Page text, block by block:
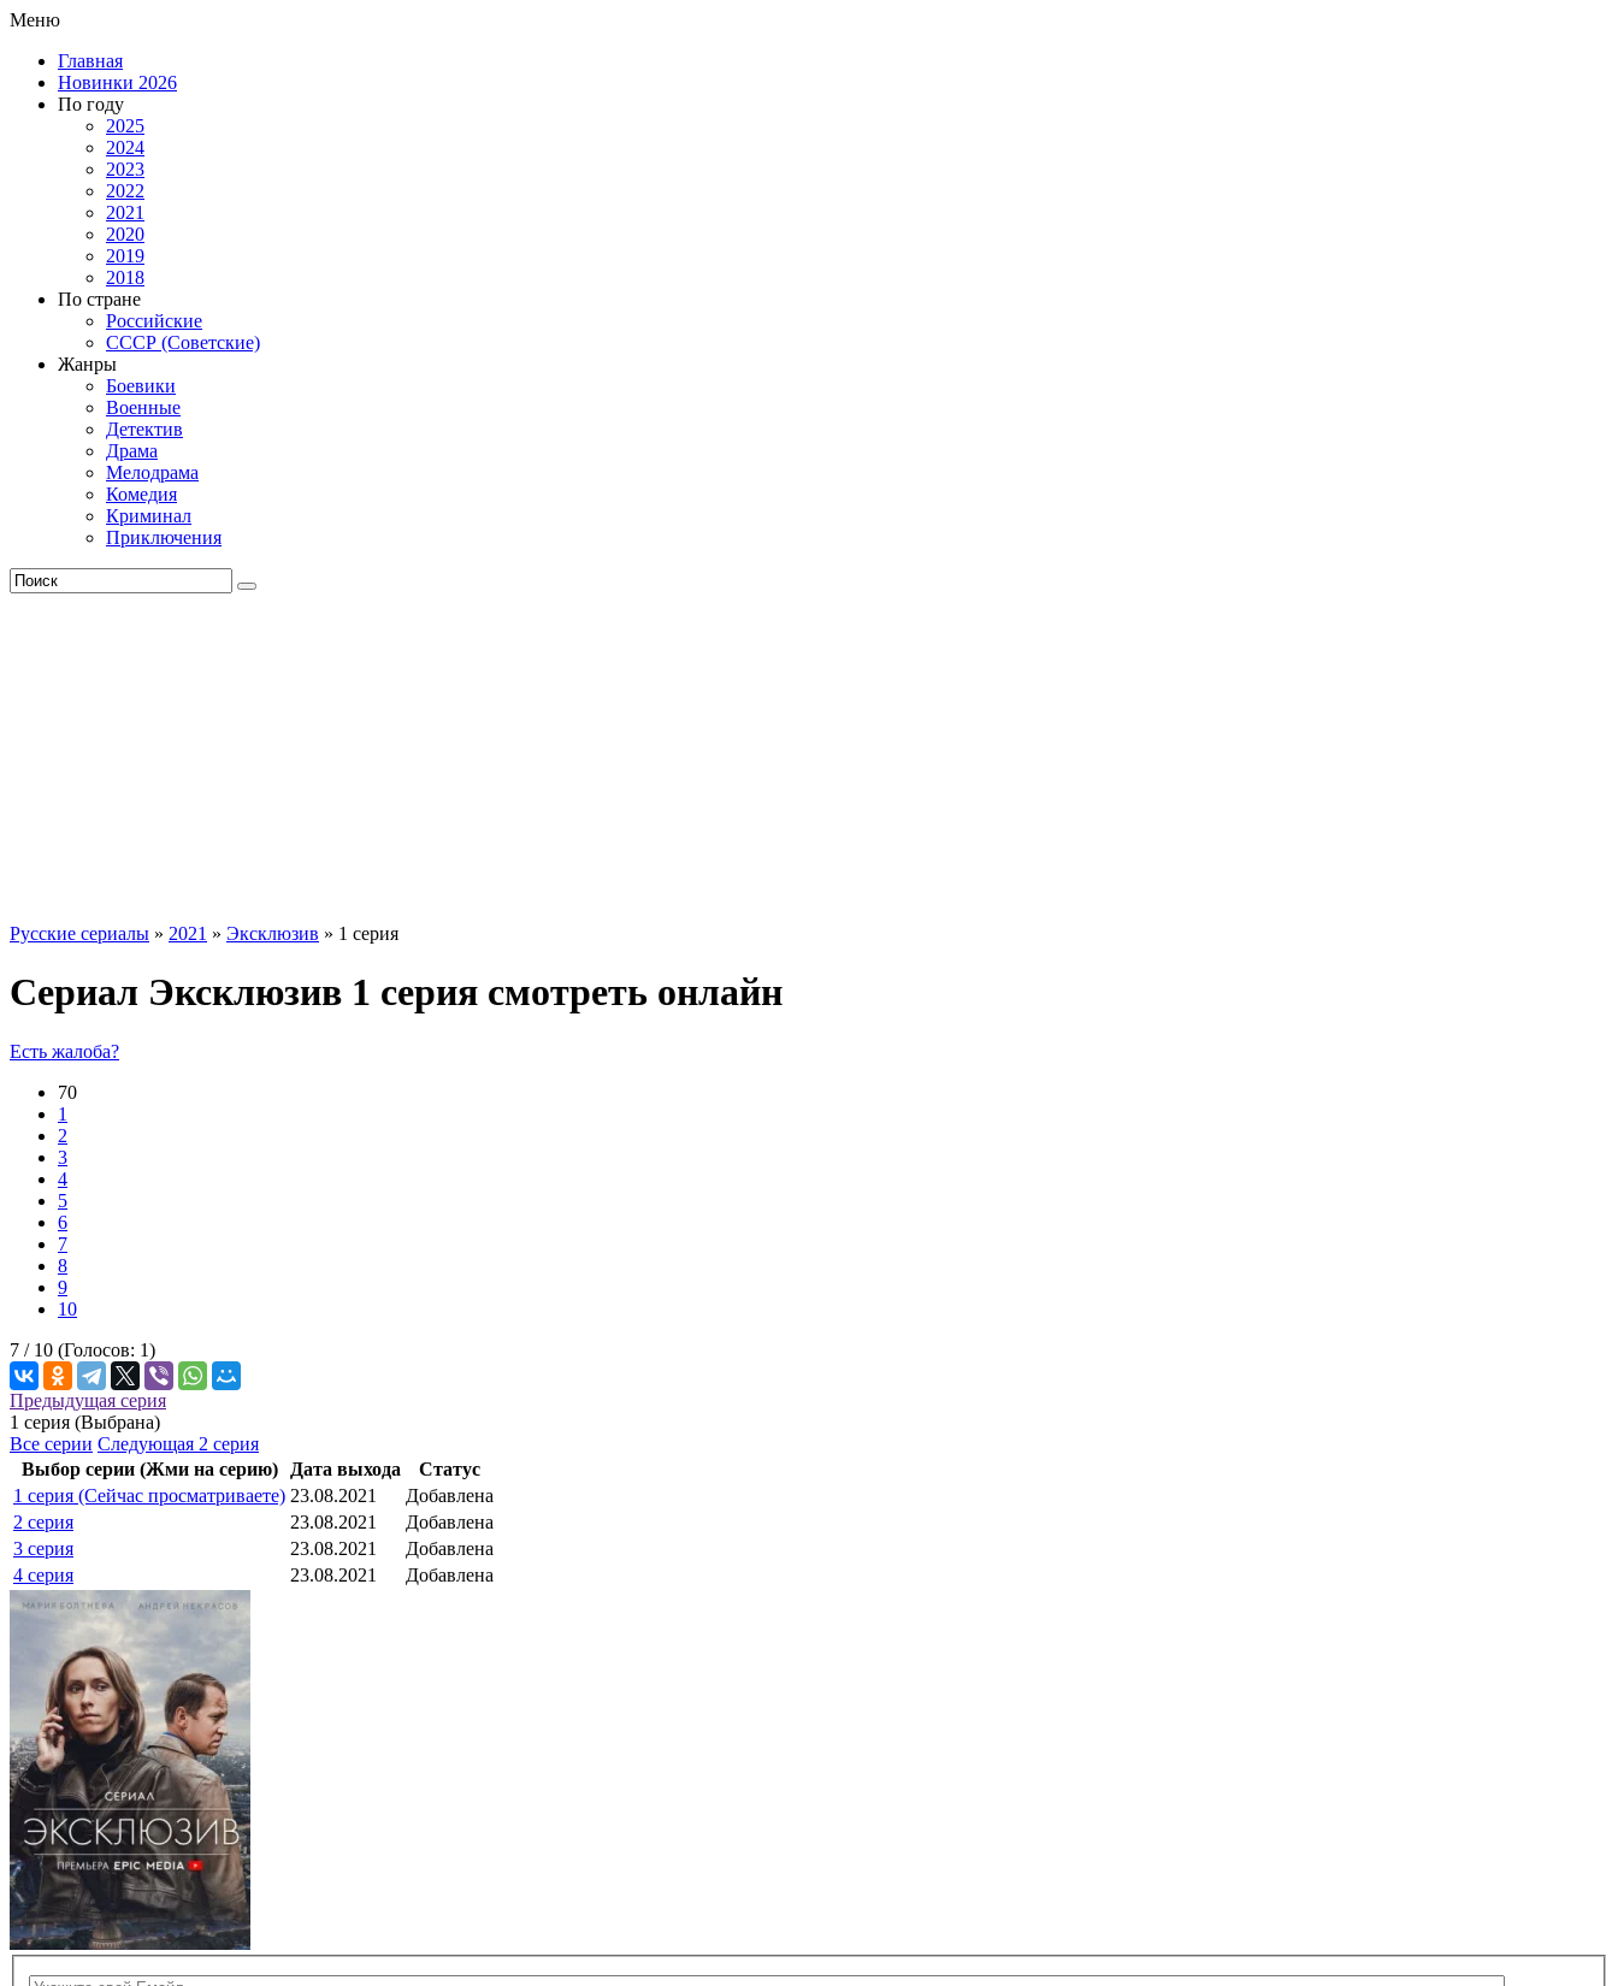
Меню
Главная
Новинки 2026
По году
2025
2024
2023
2022
2021
2020
2019
2018
По стране
Российские
СССР (Советские)
Жанры
Боевики
Военные
Детектив
Драма
Мелодрама
Комедия
Криминал
Приключения
Русские сериалы » 2021 » Эксклюзив » 1 серия
Сериал Эксклюзив 1 серия смотреть онлайн
Есть жалоба?
70
1
2
3
4
5
6
7
8
9
10
7 / 10 (Голосов: 1)
Предыдущая серия
1 серия (Выбрана)
Все серии Следующая 2 серия
Выбор серии (Жми на серию)
Дата выхода
Статус
1 серия (Сейчас просматриваете) 23.08.2021
Добавлена
2 серия
23.08.2021
Добавлена
3 серия
23.08.2021
Добавлена
4 серия
23.08.2021 Добавлена